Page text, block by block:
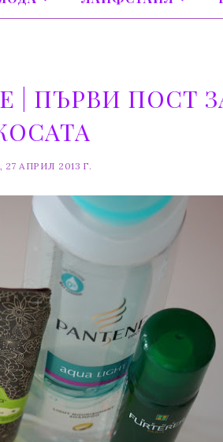
| ПЪРВИ ПОСТ
АПРИЛ 2013 Г.